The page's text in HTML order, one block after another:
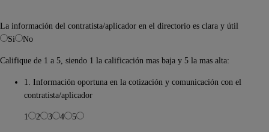
La información del contratista/aplicador en el directorio es clara y útil
Si
No
Califique de 1 a 5, siendo 1 la calificación mas baja y 5 la mas alta:
1. Información oportuna en la cotización y comunicación con el
contratista/aplicador
1 2 3 4 5